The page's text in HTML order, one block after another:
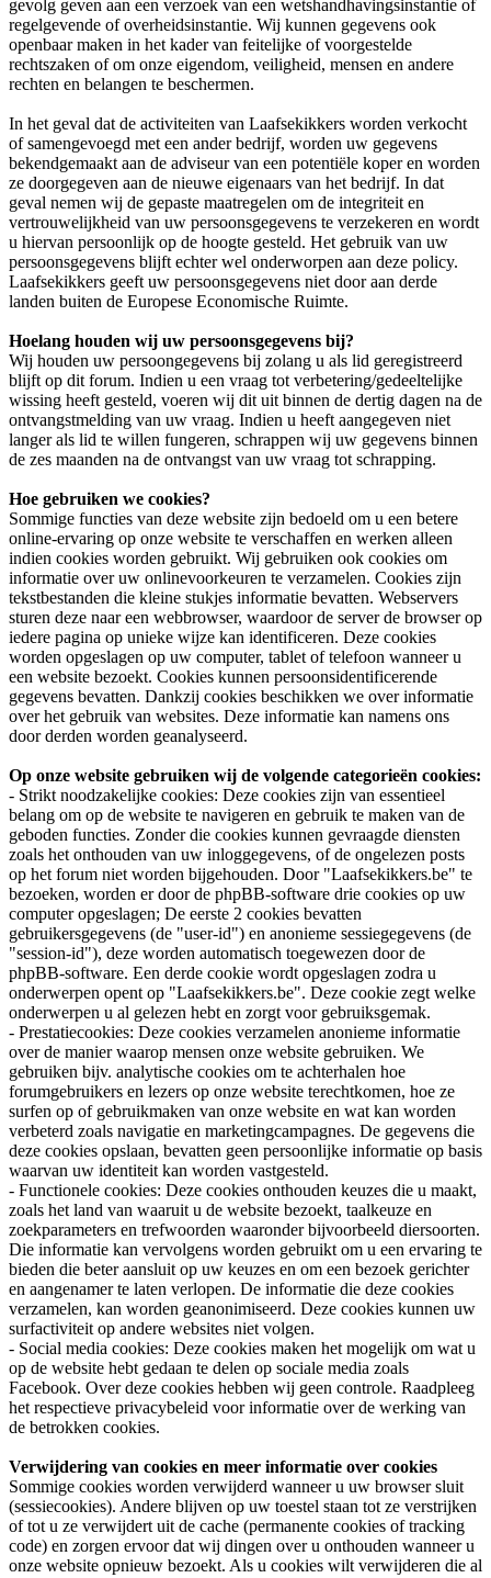
gevolg geven aan een verzoek van een wetshandhavingsinstantie of
regelgevende of overheidsinstantie. Wij kunnen gegevens ook
openbaar maken in het kader van feitelijke of voorgestelde
rechtszaken of om onze eigendom, veiligheid, mensen en andere
rechten en belangen te beschermen.
In het geval dat de activiteiten van Laafsekikkers worden verkocht
of samengevoegd met een ander bedrijf, worden uw gegevens
bekendgemaakt aan de adviseur van een potentiële koper en worden
ze doorgegeven aan de nieuwe eigenaars van het bedrijf. In dat
geval nemen wij de gepaste maatregelen om de integriteit en
vertrouwelijkheid van uw persoonsgegevens te verzekeren en wordt
u hiervan persoonlijk op de hoogte gesteld. Het gebruik van uw
persoonsgegevens blijft echter wel onderworpen aan deze policy.
Laafsekikkers geeft uw persoonsgegevens niet door aan derde
landen buiten de Europese Economische Ruimte.
Hoelang houden wij uw persoonsgegevens bij?
Wij houden uw persoongegevens bij zolang u als lid geregistreerd
blijft op dit forum. Indien u een vraag tot verbetering/gedeeltelijke
wissing heeft gesteld, voeren wij dit uit binnen de dertig dagen na de
ontvangstmelding van uw vraag. Indien u heeft aangegeven niet
langer als lid te willen fungeren, schrappen wij uw gegevens binnen
de zes maanden na de ontvangst van uw vraag tot schrapping.
Hoe gebruiken we cookies?
Sommige functies van deze website zijn bedoeld om u een betere
online-ervaring op onze website te verschaffen en werken alleen
indien cookies worden gebruikt. Wij gebruiken ook cookies om
informatie over uw onlinevoorkeuren te verzamelen. Cookies zijn
tekstbestanden die kleine stukjes informatie bevatten. Webservers
sturen deze naar een webbrowser, waardoor de server de browser op
iedere pagina op unieke wijze kan identificeren. Deze cookies
worden opgeslagen op uw computer, tablet of telefoon wanneer u
een website bezoekt. Cookies kunnen persoonsidentificerende
gegevens bevatten. Dankzij cookies beschikken we over informatie
over het gebruik van websites. Deze informatie kan namens ons
door derden worden geanalyseerd.
Op onze website gebruiken wij de volgende categorieën cookies:
- Strikt noodzakelijke cookies: Deze cookies zijn van essentieel
belang om op de website te navigeren en gebruik te maken van de
geboden functies. Zonder die cookies kunnen gevraagde diensten
zoals het onthouden van uw inloggegevens, of de ongelezen posts
op het forum niet worden bijgehouden. Door "Laafsekikkers.be" te
bezoeken, worden er door de phpBB-software drie cookies op uw
computer opgeslagen; De eerste 2 cookies bevatten
gebruikersgegevens (de "user-id") en anonieme sessiegegevens (de
"session-id"), deze worden automatisch toegewezen door de
phpBB-software. Een derde cookie wordt opgeslagen zodra u
onderwerpen opent op "Laafsekikkers.be". Deze cookie zegt welke
onderwerpen u al gelezen hebt en zorgt voor gebruiksgemak.
- Prestatiecookies: Deze cookies verzamelen anonieme informatie
over de manier waarop mensen onze website gebruiken. We
gebruiken bijv. analytische cookies om te achterhalen hoe
forumgebruikers en lezers op onze website terechtkomen, hoe ze
surfen op of gebruikmaken van onze website en wat kan worden
verbeterd zoals navigatie en marketingcampagnes. De gegevens die
deze cookies opslaan, bevatten geen persoonlijke informatie op basis
waarvan uw identiteit kan worden vastgesteld.
- Functionele cookies: Deze cookies onthouden keuzes die u maakt,
zoals het land van waaruit u de website bezoekt, taalkeuze en
zoekparameters en trefwoorden waaronder bijvoorbeeld diersoorten.
Die informatie kan vervolgens worden gebruikt om u een ervaring te
bieden die beter aansluit op uw keuzes en om een bezoek gerichter
en aangenamer te laten verlopen. De informatie die deze cookies
verzamelen, kan worden geanonimiseerd. Deze cookies kunnen uw
surfactiviteit op andere websites niet volgen.
- Social media cookies: Deze cookies maken het mogelijk om wat u
op de website hebt gedaan te delen op sociale media zoals
Facebook. Over deze cookies hebben wij geen controle. Raadpleeg
het respectieve privacybeleid voor informatie over de werking van
de betrokken cookies.
Verwijdering van cookies en meer informatie over cookies
Sommige cookies worden verwijderd wanneer u uw browser sluit
(sessiecookies). Andere blijven op uw toestel staan tot ze verstrijken
of tot u ze verwijdert uit de cache (permanente cookies of tracking
code) en zorgen ervoor dat wij dingen over u onthouden wanneer u
onze website opnieuw bezoekt. Als u cookies wilt verwijderen die al